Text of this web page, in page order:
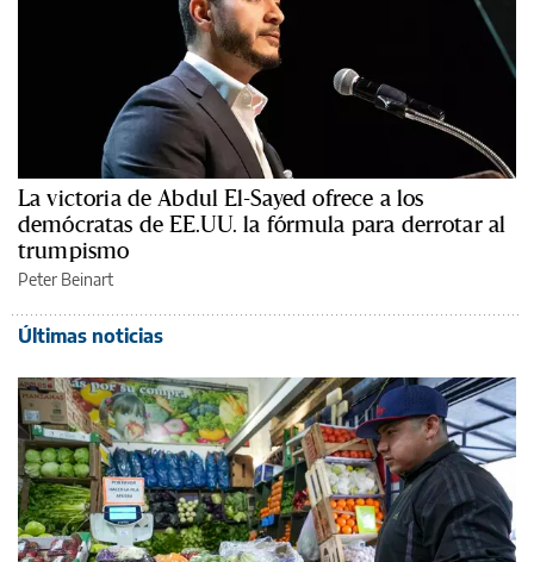
La victoria de Abdul El-Sayed ofrece a los
demócratas de EE.UU. la fórmula para derrotar al
trumpismo
Peter Beinart
Últimas noticias